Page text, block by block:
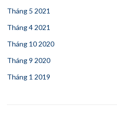
Tháng 5 2021
Tháng 4 2021
Tháng 10 2020
Tháng 9 2020
Tháng 1 2019